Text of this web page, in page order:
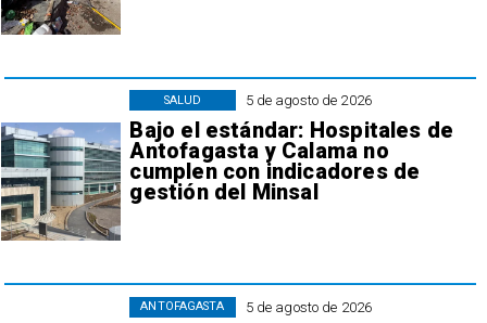
5 de agosto de 2026
Bajo el estándar: Hospitales de
Antofagasta y Calama no
cumplen con indicadores de
gestión del Minsal
SALUD
5 de agosto de 2026
ANTOFAGASTA